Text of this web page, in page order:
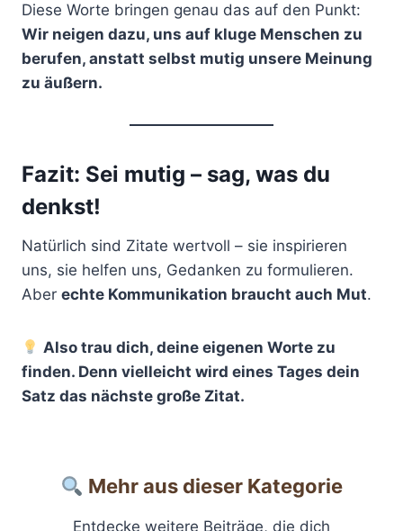
Diese Worte bringen genau das auf den Punkt:
Wir neigen dazu, uns auf kluge Menschen zu
berufen, anstatt selbst mutig unsere Meinung
zu äußern.
Fazit: Sei mutig – sag, was du
denkst!
Natürlich sind Zitate wertvoll – sie inspirieren
uns, sie helfen uns, Gedanken zu formulieren.
Aber echte Kommunikation braucht auch Mut.
Also trau dich, deine eigenen Worte zu
finden. Denn vielleicht wird eines Tages dein
Satz das nächste große Zitat.
Mehr aus dieser Kategorie
Entdecke weitere Beiträge, die dich